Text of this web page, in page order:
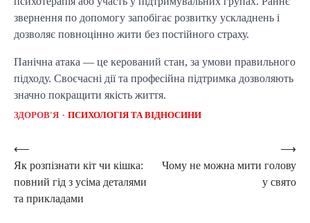
звернення по допомогу запобігає розвитку ускладнень і
дозволяє повноцінно жити без постійного страху.
Панічна атака — це керований стан, за умови правильного
підходу. Своєчасні дії та професійна підтримка дозволяють
значно покращити якість життя.
ЗДОРОВ'Я ПСИХОЛОГІЯ ТА ВІДНОСИНИ
Post
navigation
⟵
Як розпізнати кіт чи кішка:
повний гід з усіма деталями
та прикладами
Чому не можна мити голову
у свято
⟶